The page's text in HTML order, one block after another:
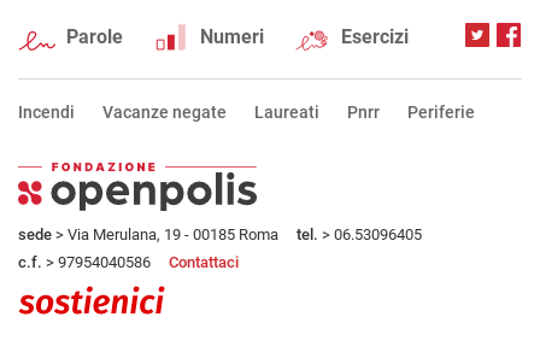
Parole Numeri Esercizi
Incendi Vacanze negate Laureati Pnrr Periferie
sede > Via Merulana, 19 - 00185 Roma tel. > 06.53096405
c.f. > 97954040586 Contattaci